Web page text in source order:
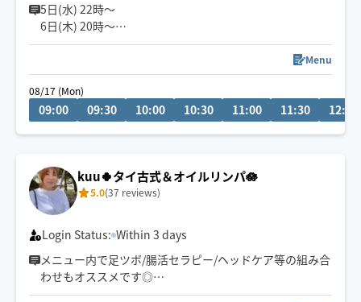
5日(水) 22時〜
6日(木) 20時〜
空きございます。
空いてないお日にち、お時間でもメッセージ頂けますと
調整できる場合もあります✨
お気軽にメッセージください🎀
に合わせた手技で癒します👐
もちろん男性、外国の方も大歓迎です✨
🚗県外のお客様は高速代別途頂いております。
Menu
08/17 (Mon)
09:00 09:30 10:00 10:30 11:00 11:30 12:00
kuu🍀タイ古式＆オイルリンパ🪷
5.0(37 reviews)
Login Status: Within 3 days
メニュー内で足ツボ/腸活セラピー/ヘッドケア等の組み合
わせもオススメです◎
ゆったりとしたリズムで心身ともリラックスしていただ